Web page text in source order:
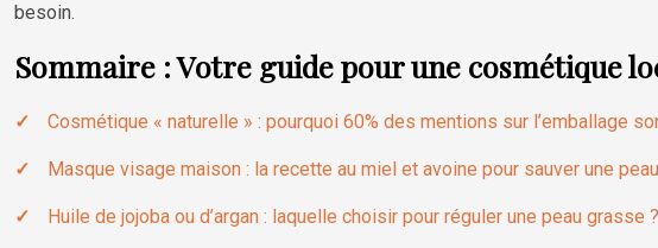
besoin.
Sommaire : Votre guide pour une cosmétique
Cosmétique « naturelle » : pourquoi 60% des mentions sur l’emballage
Masque visage maison : la recette au miel et avoine pour sauver une
Huile de jojoba ou d’argan : laquelle choisir pour réguler une peau grasse ?